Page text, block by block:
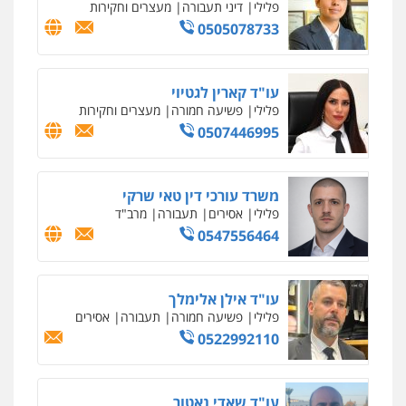
פלילי פשע חמור תעבורה צבא מעצרים
וחקירות
גל דהן – משרד עורך דין פלילי
פלילי פשיעה חמורה סמים מעצרים
וחקירות
עו"ד ראוף נג'אר
פלילי עורכי דין לענייני אסירים
סמים רכוש
דוד אפרים משרד עורכי דין
צווארון לבן מס הכנסה מע"מ
0506209859